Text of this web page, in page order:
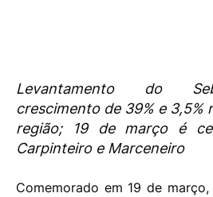
Levantamento do
crescimento de 39% e 3,5%
região; 19 de março é
Carpinteiro e Marceneiro
Comemorado em 19 de